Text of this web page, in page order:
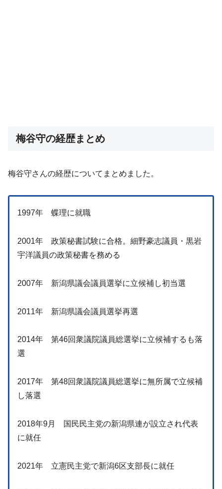
梅谷守の経歴まとめ
梅谷守さんの経歴についてまとめました。
1997年 蝶理に就職
2001年 政策秘書試験に合格。細野豪志議員・黒岩
宇洋議員の政策秘書を務める
2007年 新潟県議会議員選挙に立候補し初当選
2011年 新潟県議会議員選挙再選
2014年 第46回衆議院議員総選挙に立候補するも落
選
2017年 第48回衆議院議員総選挙に無所属で立候補
し落選
2018年9月 国民民主党の新潟県連が設立され代表
に就任
2021年 立憲民主党で新潟6区支部長に就任